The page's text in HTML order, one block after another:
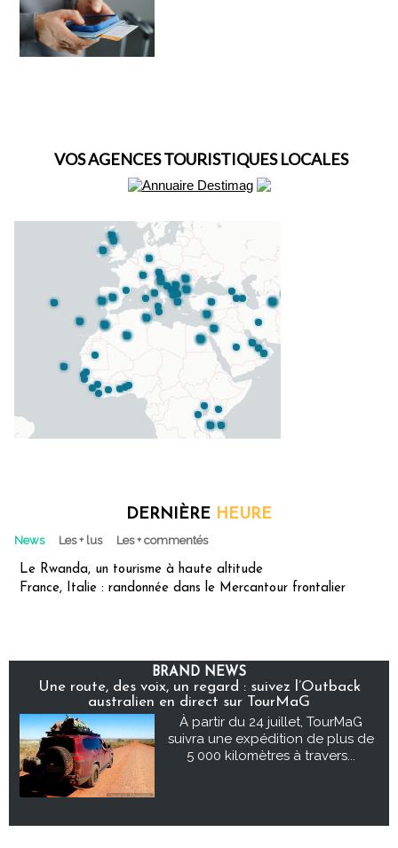
VOS AGENCES TOURISTIQUES LOCALES
DERNIÈRE HEURE
News Les + lus Les + commentés
Le Rwanda, un tourisme à haute altitude
France, Italie : randonnée dans le Mercantour frontalier
BRAND NEWS
Une route, des voix, un regard : suivez l’Outback
australien en direct sur TourMaG
À partir du 24 juillet, TourMaG
suivra une expédition de plus de
5 000 kilomètres à travers...